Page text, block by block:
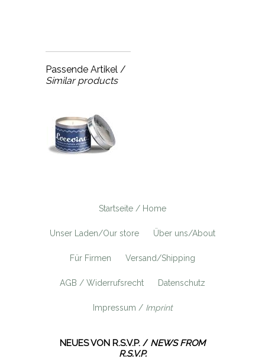
Passende Artikel /
Similar products
Startseite / Home
Unser Laden/Our store Über uns/About
Für Firmen Versand/Shipping
AGB / Widerrufsrecht Datenschutz
Impressum / Imprint
NEUES VON R.S.V.P. / NEWS FROM
R.S.V.P.